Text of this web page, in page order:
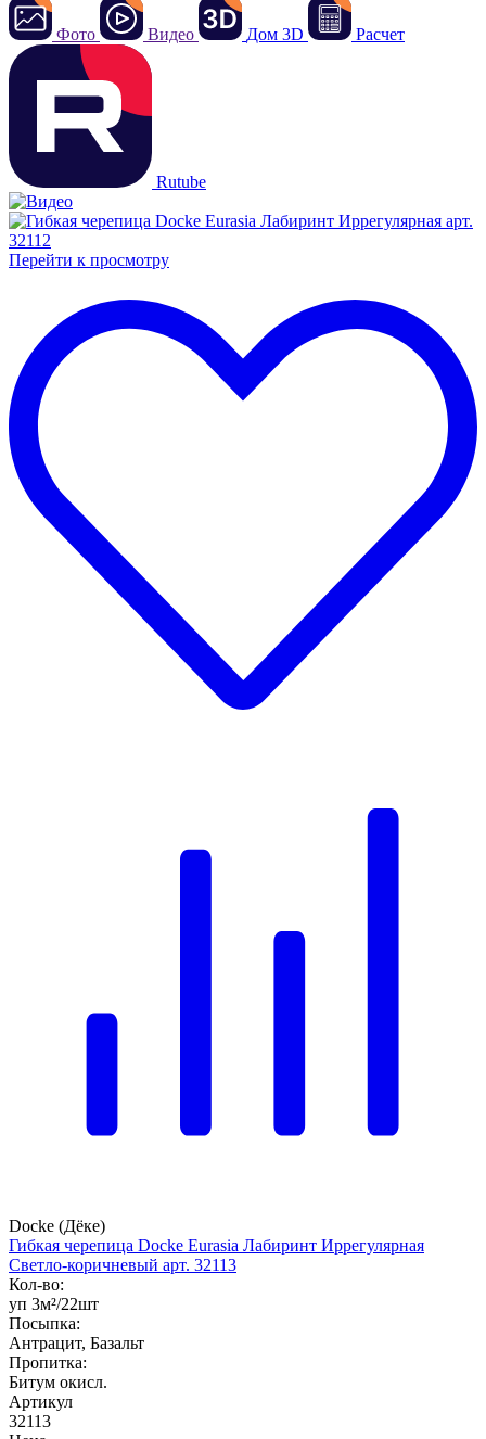
Фото Видео Дом 3D Расчет
Rutube
Перейти к просмотру
Docke (Дёке)
Гибкая черепица Docke Eurasia Лабиринт Иррегулярная
Светло-коричневый арт. 32113
Кол-во:
уп 3м²/22шт
Посыпка:
Антрацит, Базальт
Пропитка:
Битум окисл.
Артикул
32113